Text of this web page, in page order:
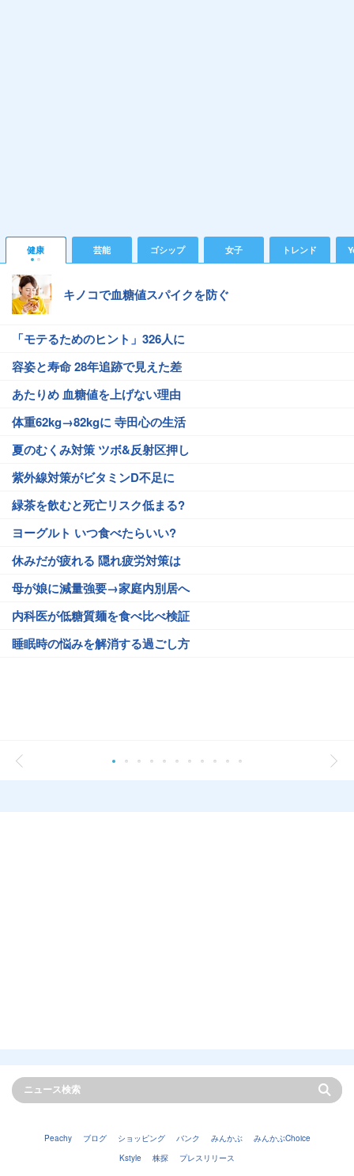
健康 芸能 ゴシップ 女子 トレンド
キノコで血糖値スパイクを防ぐ
「モテるためのヒント」326人に
容姿と寿命 28年追跡で見えた差
あたりめ 血糖値を上げない理由
体重62kg→82kgに 寺田心の生活
夏のむくみ対策 ツボ&反射区押し
紫外線対策がビタミンD不足に
緑茶を飲むと死亡リスク低まる?
ヨーグルト いつ食べたらいい?
休みだが疲れる 隠れ疲労対策は
母が娘に減量強要→家庭内別居へ
内科医が低糖質麺を食べ比べ検証
睡眠時の悩みを解消する過ごし方
Peachy ブログ ショッピング バンク みんかぶ
みんかぶChoice
Kstyle
株探 プレスリリース